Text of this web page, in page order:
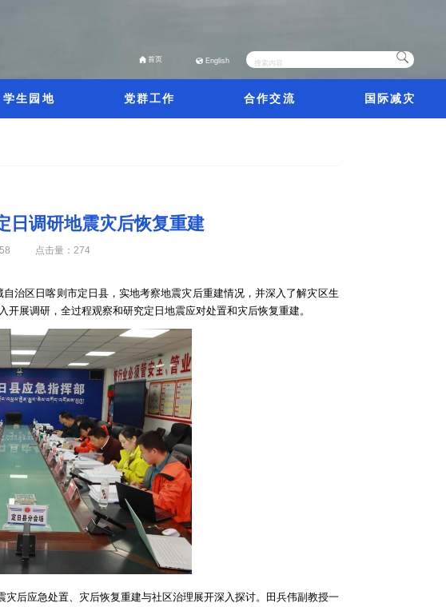
首页 English
学生园地 党群工作 合作交流 国际减灾
日调研地震灾后恢复重建
点击量： 274
治区日喀则市定日县，实地考察地震灾后重建情况，并深入了解灾区生
展调研，全过程观察和研究定日地震应对处置和灾后恢复重建。
后应急处置、灾后恢复重建与社区治理展开深入探讨。田兵伟副教授一